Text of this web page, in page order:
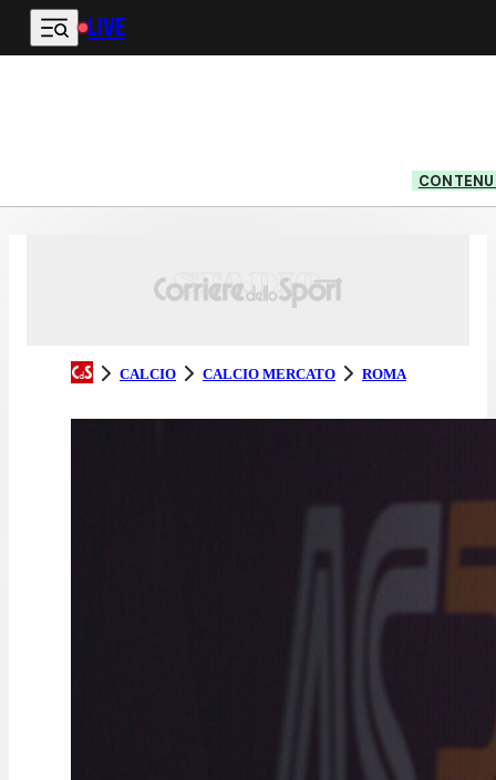
Vai al contenuto principale
LIVE
CALCIO CALCIO MERCATO ROMA